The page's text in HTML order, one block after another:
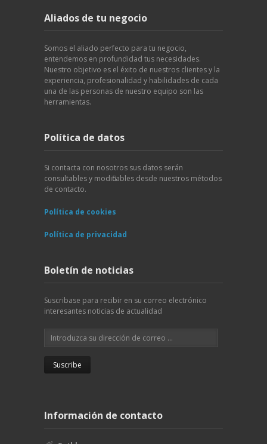
Aliados de tu negocio
Somos el aliado perfecto para tu negocio,
entendemos en profundidad tus necesidades.
Nuestro objetivo es el éxito de nuestros clientes y la
experiencia, profesionalidad y habilidades de cada
una de las personas de nuestro equipo son las
herramientas.
Política de datos
Si contacta con nosotros sus datos serán
consultables y modificables desde nuestros métodos
de contacto.
Política de cookies
Política de privacidad
Boletín de noticias
Suscribase para recibir en su correo electrónico
interesantes noticias de actualidad
Información de contacto